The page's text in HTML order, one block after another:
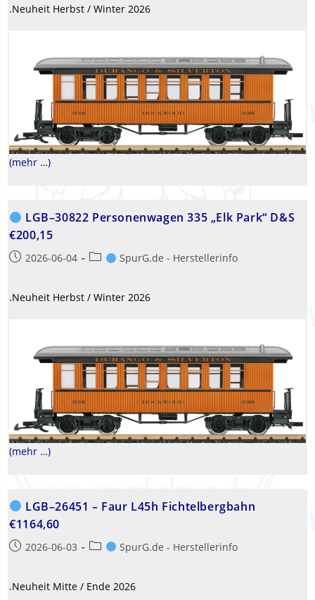
.Neuheit Herbst / Winter 2026
(mehr …)
LGB–30822 Personenwagen 335 „Elk Park“ D&S
€200,15
Beitrag2026-06-04
Beitrags-SpurG.de - Herstellerinfo
.Neuheit Herbst / Winter 2026
(mehr …)
LGB–26451 – Faur L45h Fichtelbergbahn
€1164,60
Beitrag2026-06-03
Beitrags-SpurG.de - Herstellerinfo
.Neuheit Mitte / Ende 2026